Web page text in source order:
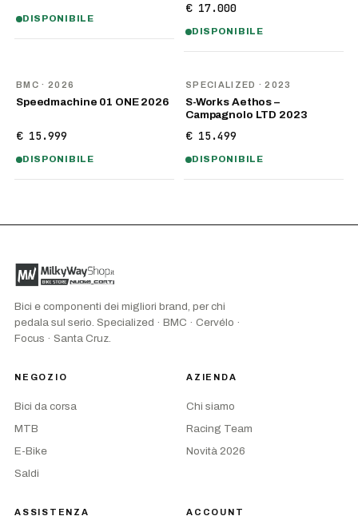
DISPONIBILE
€ 17.000
DISPONIBILE
BMC · 2026
Speedmachine 01 ONE 2026
€ 15.999
DISPONIBILE
SPECIALIZED · 2023
S-Works Aethos –
Campagnolo LTD 2023
€ 15.499
DISPONIBILE
Bici e componenti dei migliori brand, per chi
pedala sul serio. Specialized · BMC · Cervélo ·
Focus · Santa Cruz.
NEGOZIO
Bici da corsa
MTB
E-Bike
Saldi
AZIENDA
Chi siamo
Racing Team
Novità 2026
ASSISTENZA ACCOUNT